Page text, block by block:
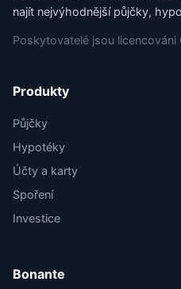
najít nejvýhodnější půjčky,
Poskytovatelé jsou licencováni
Produkty
Půjčky
Hypotéky
Účty a karty
Spoření
Investice
Bonante